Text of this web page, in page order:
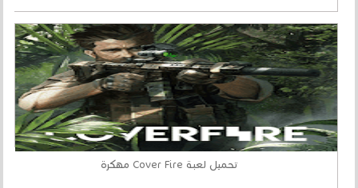
تحميل لعبة Cover Fire مهكرة